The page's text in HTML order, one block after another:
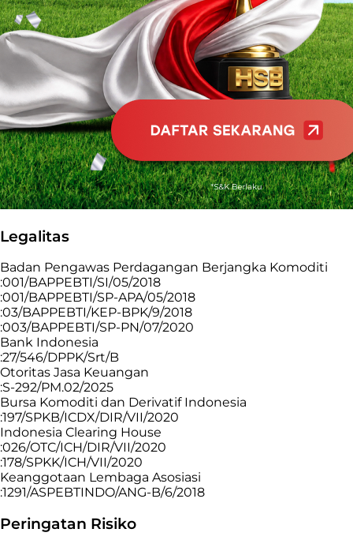
Legalitas
Badan Pengawas Perdagangan Berjangka Komoditi
:001/BAPPEBTI/SI/05/2018
:001/BAPPEBTI/SP-APA/05/2018
:03/BAPPEBTI/KEP-BPK/9/2018
:003/BAPPEBTI/SP-PN/07/2020
Bank Indonesia
:27/546/DPPK/Srt/B
Otoritas Jasa Keuangan
:S-292/PM.02/2025
Bursa Komoditi dan Derivatif Indonesia
:197/SPKB/ICDX/DIR/VII/2020
Indonesia Clearing House
:026/OTC/ICH/DIR/VII/2020
:178/SPKK/ICH/VII/2020
Keanggotaan Lembaga Asosiasi
:1291/ASPEBTINDO/ANG-B/6/2018
Peringatan Risiko